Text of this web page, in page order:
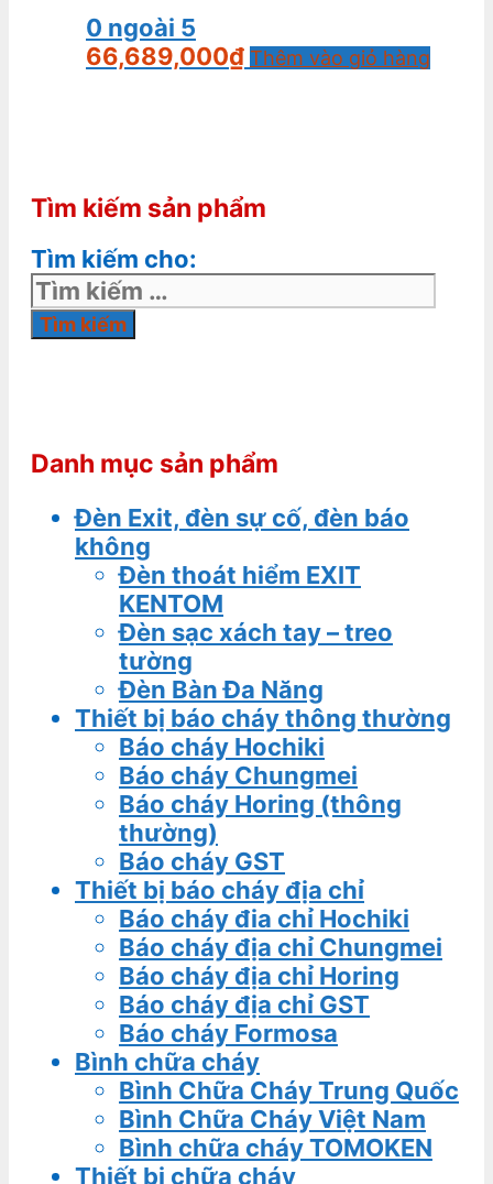
0 ngoài 5
66,689,000₫ Thêm vào giỏ hàng
Tìm kiếm sản phẩm
Tìm kiếm cho:
Danh mục sản phẩm
Đèn Exit, đèn sự cố, đèn báo
không
Đèn thoát hiểm EXIT
KENTOM
Đèn sạc xách tay – treo
tường
Đèn Bàn Đa Năng
Thiết bị báo cháy thông thường
Báo cháy Hochiki
Báo cháy Chungmei
Báo cháy Horing (thông
thường)
Báo cháy GST
Thiết bị báo cháy địa chỉ
Báo cháy đia chỉ Hochiki
Báo cháy địa chỉ Chungmei
Báo cháy địa chỉ Horing
Báo cháy địa chỉ GST
Báo cháy Formosa
Bình chữa cháy
Bình Chữa Cháy Trung Quốc
Bình Chữa Cháy Việt Nam
Bình chữa cháy TOMOKEN
Thiết bị chữa cháy